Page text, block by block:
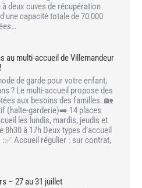
deux cuves de récupération
capacité totale de 70 000
au multi-accueil de Villemandeur
de garde pour votre enfant,
? Le multi-accueil propose des
aux besoins des familles. 🏡
(halte-garderie)➡️ 14 places
les lundis, mardis, jeudis et
8h30 à 17h Deux types d’accueil
Accueil régulier : sur contrat,
– 27 au 31 juillet